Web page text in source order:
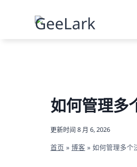
如何管理多
更新时间 8 月 6, 2026
首页 » 博客 » 如何管理多个